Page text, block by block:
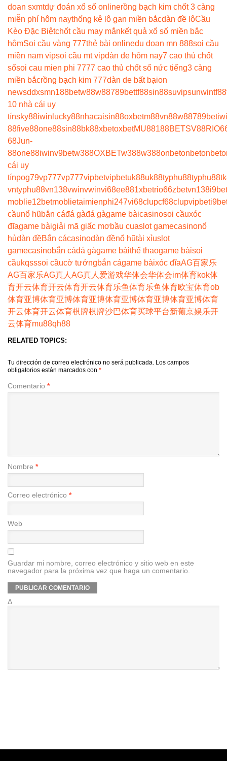
doan sxmtdự đoán xổ số onlinerồng bạch kim chốt 3 càng
miễn phí hôm naythống kê lô gan miền bắcdàn đề lôCầu
Kèo Đặc Biệtchốt cầu may mắnkết quả xổ số miền bắc
hômSoi cầu vàng 777thẻ bài onlinedu doan mn 888soi cầu
miền nam vipsoi cầu mt vipdàn de hôm nay7 cao thủ chốt
sốsoi cau mien phi 7777 cao thủ chốt số nức tiếng3 càng
miền bắcrồng bạch kim 777dàn de bất bạion
newsddxsmn188betw88w88789bettf88sin88suvipsunwintf88
10 nhà cái uy
tínsky88iwin lucky88nhacaisin88oxbetm88vn88w88789bet
88five88one88sin88bk88xbetoxbetMU88188BETSV88
68Jun-
88one88iwinv9betw388OXBETw388w388onbetonbetonbet
cái uy
tínpog79vp777vp777vipbetvipbetuk88uk88typhu88typhu88
vntyphu88vn138vwinvwinvi68ee881xbetrio66zbetvn138
moblie12betmoblietaimienphi247vi68clupcf68clupvipbet
cầunổ hũbắn cáđá gàđá gàgame bàicasinosoi cầuxóc
đĩagame bàigiải mã giấc mơbầu cuaslot gamecasinonổ
hủdàn đềBắn cácasinodàn đềnổ hũtài xỉuslot
gamecasinobắn cáđá gàgame bàithể thaogame bàisoi
cầukqsssoi cầucờ tướngbắn cágame bàixóc đĩaAG百家乐
AG百家乐AG真人 AG真人 爱游戏华体会华体会im体育kok体
育开云体育开云体育开云体育乐鱼体育乐鱼体育欧宝体育ob
体育亚博体育亚博体育亚博体育亚博体育亚博体育亚博体育
开云体育开云体育棋牌棋牌沙巴体育买球平台新葡京娱乐开
云体育mu88qh88
RELATED TOPICS:
Tu dirección de correo electrónico no será publicada. Los campos
obligatorios están marcados con *
Comentario *
Nombre *
Correo electrónico *
Web
Guardar mi nombre, correo electrónico y sitio web en este
navegador para la próxima vez que haga un comentario.
Δ